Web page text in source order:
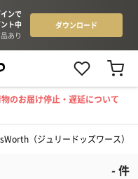
のお届け停止・遅延について
（ジュリードッズワース）
-件